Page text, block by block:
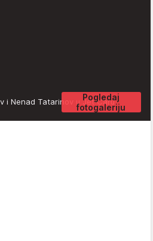
Pogledaj
fotogaleriju
i Nenad Tatarinov u Jet Caru